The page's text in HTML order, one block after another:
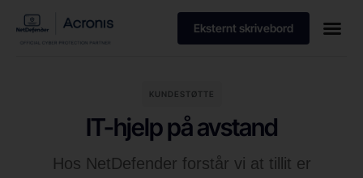
Eksternt skrivebord
KUNDESTØTTE
IT-hjelp på avstand
Hos NetDefender forstår vi at tillit er